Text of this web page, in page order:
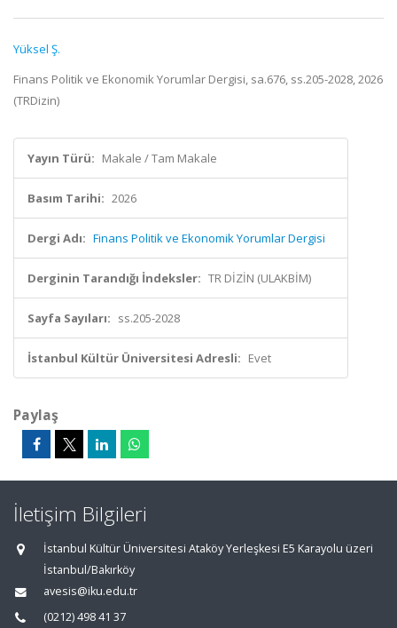
Yüksel Ş.
Finans Politik ve Ekonomik Yorumlar Dergisi, sa.676, ss.205-2028, 2026
(TRDizin)
Yayın Türü: Makale / Tam Makale
Basım Tarihi: 2026
Dergi Adı: Finans Politik ve Ekonomik Yorumlar Dergisi
Derginin Tarandığı İndeksler: TR DİZİN (ULAKBİM)
Sayfa Sayıları: ss.205-2028
İstanbul Kültür Üniversitesi Adresli: Evet
Paylaş
İletişim Bilgileri
İstanbul Kültür Üniversitesi Ataköy Yerleşkesi E5 Karayolu üzeri
İstanbul/Bakırköy
avesis@iku.edu.tr
(0212) 498 41 37